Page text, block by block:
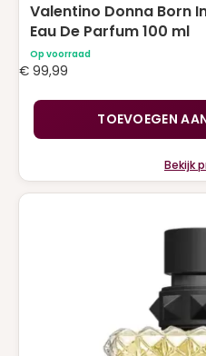
Valentino Donna Born
Eau De Parfum 100 ml
Op voorraad
€ 99,99
TOEVOEGEN
Bekijk